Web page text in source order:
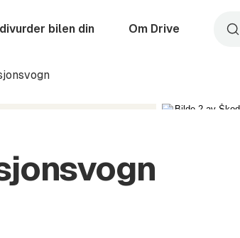
bilen din Om Drive Søk